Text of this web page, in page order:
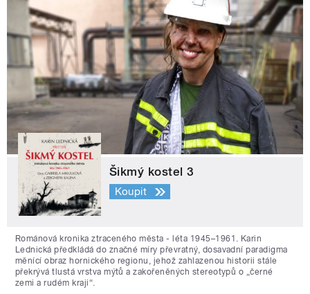
Šikmý kostel 3
Koupit
Románová kronika ztraceného města - léta 1945–1961. Karin
Lednická předkládá do značné míry převratný, dosavadní paradigma
měnící obraz hornického regionu, jehož zahlazenou historii stále
překrývá tlustá vrstva mýtů a zakořeněných stereotypů o „černé
zemi a rudém kraji“.